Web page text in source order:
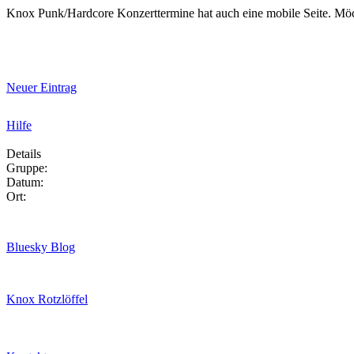
Knox Punk/Hardcore Konzerttermine hat auch eine mobile Seite.
Neuer Eintrag
Hilfe
Details
Gruppe:
Datum:
Ort:
Bluesky Blog
Knox Rotzlöffel